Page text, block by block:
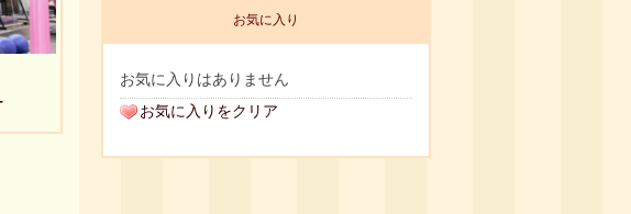
お気に入り
お気に入りはありません
お気に入りをクリア